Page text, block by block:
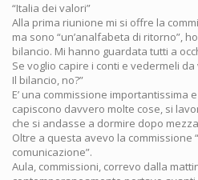
“Italia dei valori”
Alla prima riunione mi si offre la
ma sono “un’analfabeta di ritorno”,
bilancio. Mi hanno guardata tutti a
Se voglio capire i conti e vedermeli
Il bilancio, no?”
E’ una commissione importantissima
capiscono davvero molte cose, si
che si andasse a dormire dopo
Oltre a questa avevo la commissione
comunicazione”.
Aula, commissioni, correvo dalla